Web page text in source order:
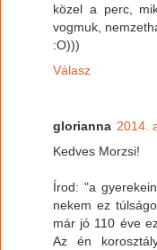
közel a perc,
vogmuk,
:O)))
Válasz
glorianna 2014.
Kedves Morzsi!
Írod: "a
nekem ez
már jó 110 éve
Az én